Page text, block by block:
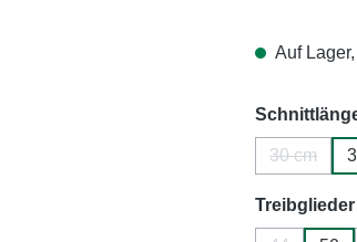
Auf
30 cm
(Diese
Treibglieder